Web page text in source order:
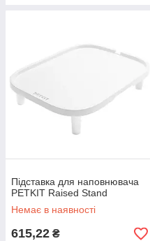
Підставка для наповнювача
PETKIT Raised Stand
Немає в наявності
615,22 ₴